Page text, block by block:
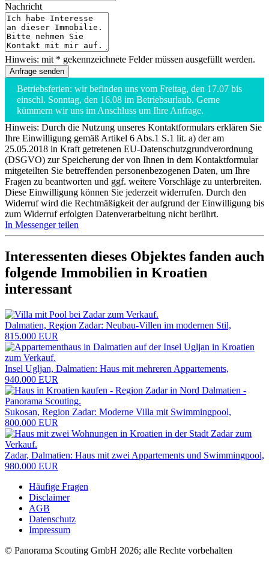
Nachricht
Hinweis: mit * gekennzeichnete Felder müssen ausgefüllt werden.
Betriebsferien: wir befinden uns vom Freitag, den 17.07 bis
einschl. Sonntag, den 16.08 im Betriebsurlaub. Gerne
kümmern wir uns im Anschluss um Ihre Anfrage.
Hinweis: Durch die Nutzung unseres Kontaktformulars erklären Sie
Ihre Einwilligung gemäß Artikel 6 Abs.1 S.1 lit. a) der am
25.05.2018 in Kraft getretenen EU-Datenschutzgrundverordnung
(DSGVO) zur Speicherung der von Ihnen in dem Kontaktformular
mitgeteilten Sie betreffenden personenbezogenen Daten, um Ihre
Fragen zu beantworten und ggf. weitere Vorschläge zu unterbreiten.
Diese Einwilligung können Sie jederzeit widerrufen. Durch den
Widerruf wird die Rechtmäßigkeit der aufgrund der Einwilligung bis
zum Widerruf erfolgten Datenverarbeitung nicht berührt.
In Messenger teilen
Interessenten dieses Objektes fanden auch
folgende Immobilien in Kroatien
interessant
Dalmatien, Region Zadar: Neubau-Villen im modernen Stil,
815.000 EUR
Insel Ugljan, Dalmatien: Haus mit mehreren Appartements,
940.000 EUR
Sukosan, Region Zadar: Moderne Villa mit Swimmingpool,
800.000 EUR
Zadar, Dalmatien: Haus mit zwei Appartements und Swimmingpool,
980.000 EUR
Häufige Fragen
Disclaimer
AGB
Datenschutz
Impressum
© Panorama Scouting GmbH 2026; alle Rechte vorbehalten